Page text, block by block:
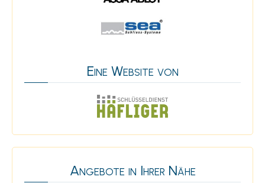
Eine Website von
Angebote in Ihrer Nähe